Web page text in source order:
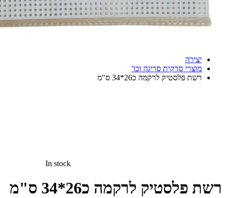
יצירה
מוצרי סדקית סריגה וכו'
רשת פלסטיק לרקמה כ26*34 ס"מ
In stock
רשת פלסטיק לרקמה כ26*34 ס"מ